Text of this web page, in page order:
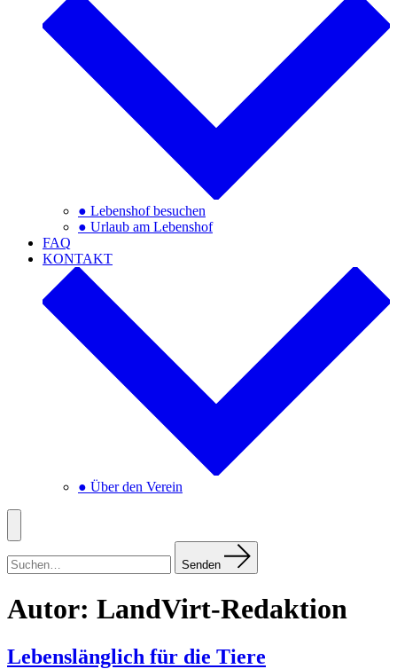
● Lebenshof besuchen
● Urlaub am Lebenshof
FAQ
KONTAKT
● Über den Verein
Menü
nach:
Senden
Autor: LandVirt-Redaktion
Lebenslänglich für die Tiere